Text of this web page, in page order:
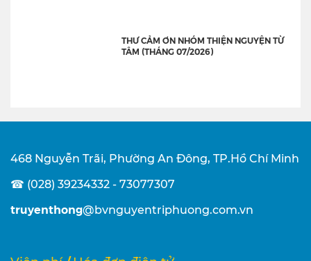
THƯ CẢM ƠN NHÓM THIỆN NGUYỆN TỪ
TÂM (THÁNG 07/2026)
468 Nguyễn Trãi, Phường An Đông, TP.Hồ Chí Minh
☎ (028) 39234332 - 73077307
truyenthong@bvnguyentriphuong.com.vn